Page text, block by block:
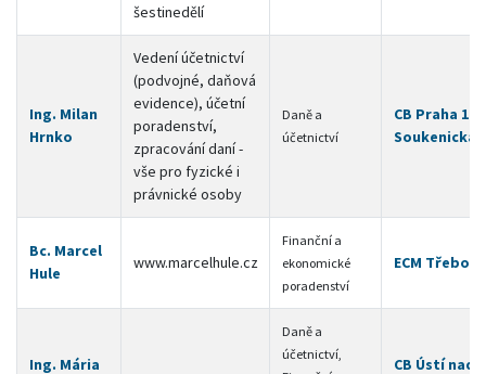
šestinedělí
Ing. Milan
Hrnko
Vedení účetnictví
(podvojné, daňová
evidence), účetní
poradenství,
zpracování daní -
vše pro fyzické i
právnické osoby
Daně a
účetnictví
CB Praha 1 -
Soukenická
Bc. Marcel
Hule
www.marcelhule.cz
Finanční a
ekonomické
poradenství
ECM Třeboň
Ing. Mária
Daně a
účetnictví,
CB Ústí nad